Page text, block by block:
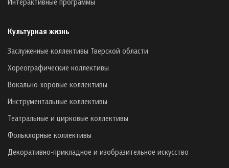
Культурная жизнь
Заслуженные коллективы Тверской области
Хореографические коллективы
Вокально-хоровые коллективы
Инструментальные коллективы
Театральные и цирковые коллективы
Фольклорные коллективы
Декоративно-прикладное и изобразительное искусство